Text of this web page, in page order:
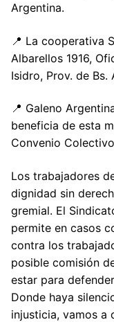
Argentina.
📍 La cooperativa
Albarellos 1916,
Isidro, Prov. de Bs.
📍 Galeno
beneficia de esta
Convenio
Los trabajadores
dignidad sin
gremial. El
permite en casos
contra los
posible comisión
estar para
Donde haya
injusticia, vamos a